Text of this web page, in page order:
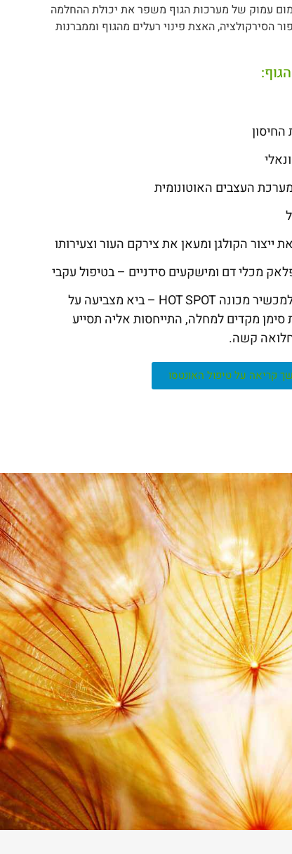
עמוק של מערכות הגוף משפר את יכולת ההחלמה
הסירקולציה, האצת פינוי רעלים מהגוף וממברנות
העצבים האוטונומית
הקולגן ומעאן את צירקם העור וצעירותו
מכלי דם ומישקעים סידניים – בטיפול עקבי
תגובה קיצונית של העור למכשיר מכונה HOT SPOT – ביא מצביעה על
סימן מקדים למחלה, התייחסות אליה תסייע
קשה.
קריאה על טיפול האונטסו